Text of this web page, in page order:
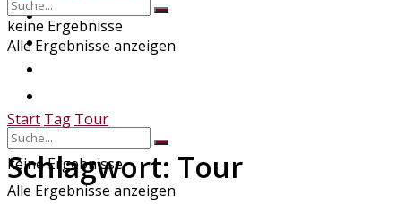
Veranstaltungen
Branchenverzeichnis
keine Ergebnisse
Alle Ergebnisse anzeigen
keine Ergebnisse
Alle Ergebnisse anzeigen
Start Tag Tour
Schlagwort: Tour